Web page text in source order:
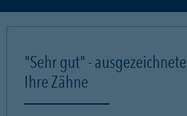
"Sehr gut" -
Ihre Zähne